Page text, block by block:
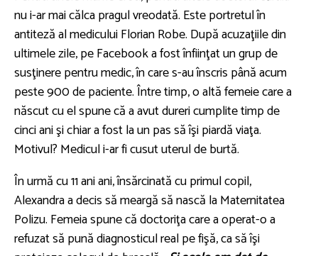
nu i-ar mai călca pragul vreodată. Este portretul în
antiteză al medicului Florian Robe. După acuzaţiile din
ultimele zile, pe Facebook a fost înfiinţat un grup de
susţinere pentru medic, în care s-au înscris până acum
peste 900 de paciente. Între timp, o altă femeie care a
născut cu el spune că a avut dureri cumplite timp de
cinci ani şi chiar a fost la un pas să îşi piardă viaţa.
Motivul? Medicul i-ar fi cusut uterul de burtă.
În urmă cu 11 ani ani, însărcinată cu primul copil,
Alexandra a decis să meargă să nască la Maternitatea
Polizu. Femeia spune că doctoriţa care a operat-o a
refuzat să pună diagnosticul real pe fişă, ca să îşi